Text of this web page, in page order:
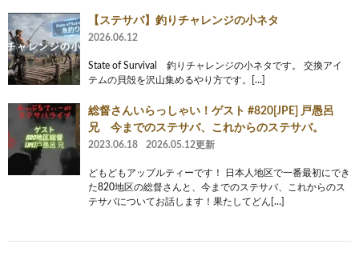
【ステサバ】釣りチャレンジの小ネタ
2026.06.12
State of Survival 釣りチャレンジの小ネタです。 交換アイ
テムの貝殻を沢山集めるやり方です。[…]
総督さんいらっしゃい！ゲスト #820[JPE] 戸愚呂
兄 今までのステサバ、これからのステサバ。
2023.06.18 2026.05.12更新
どもどもアップルティーです！ 日本人地区で一番最初にでき
た820地区の総督さんと、今までのステサバ、これからのス
テサバについてお話します！果たしてどん[…]